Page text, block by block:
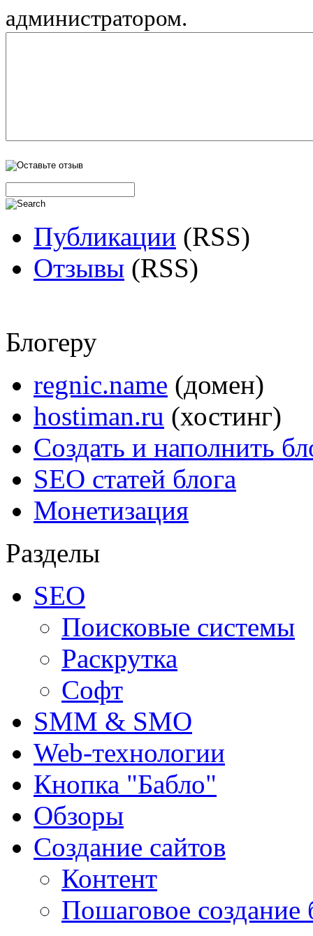
администратором.
Публикации (RSS)
Отзывы (RSS)
Блогеру
regnic.name (домен)
hostiman.ru (хостинг)
Создать и наполнить
SEO статей блога
Монетизация
Разделы
SEO
Поисковые системы
Раскрутка
Софт
SMM & SMO
Web-технологии
Кнопка "Бабло"
Обзоры
Создание сайтов
Контент
Пошаговое создание